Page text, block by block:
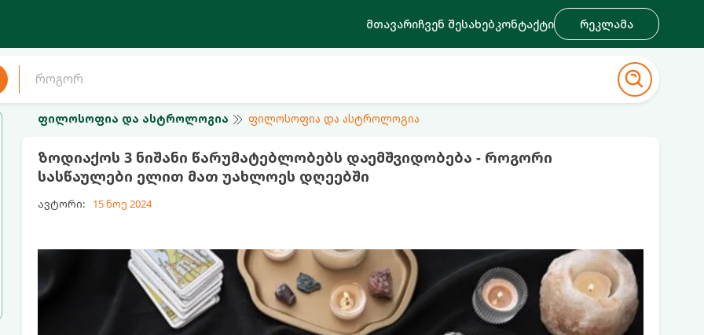
მთავარიჩვენ შესახებკონტაქტი რეკლამა
ფილოსოფია და ასტროლოგია ფილოსოფია და ასტროლოგია
ზოდიაქოს 3 ნიშანი წარუმატებლობებს დაემშვიდობება - როგორი
სასწაულები ელით მათ უახლოეს დღეებში
ავტორი: 15 ნოე 2024